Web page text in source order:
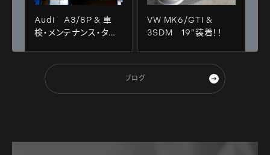
Audi A3/8P & 車
検・メンテナンス・タイ
VW MK6/GTI &
3SDM 19”装着！！
ブログ